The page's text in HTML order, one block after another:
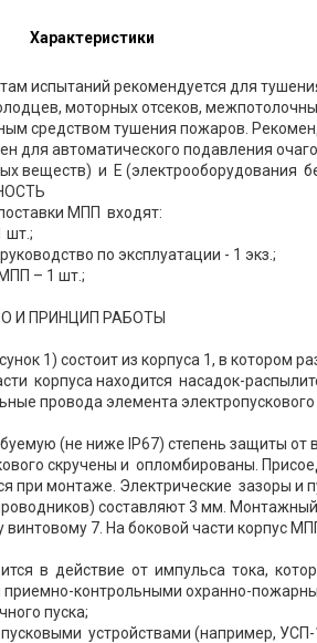
испытаний рекомендуется для
моторных отсеков,
средством тушения пожаров.
для автоматического подавления
веществ) и Е (электрооборудования
МПП входят:
шт.;
по эксплуатации - 1 экз.;
– 1 шт.;
И ПРИНЦИП РАБОТЫ
1) состоит из корпуса 1, в котором
корпуса находится насадок-
провода элемента
(не ниже IP67) степень защиты
скручены и опломбированы.
при монтаже. Электрические зазоры и
составляют 3 мм.
винтовому 7. На боковой части корпус
в действие от импульса тока,
приемно-контрольными охранно-
пуска;
устройствами (например, УСП-
Характеристики